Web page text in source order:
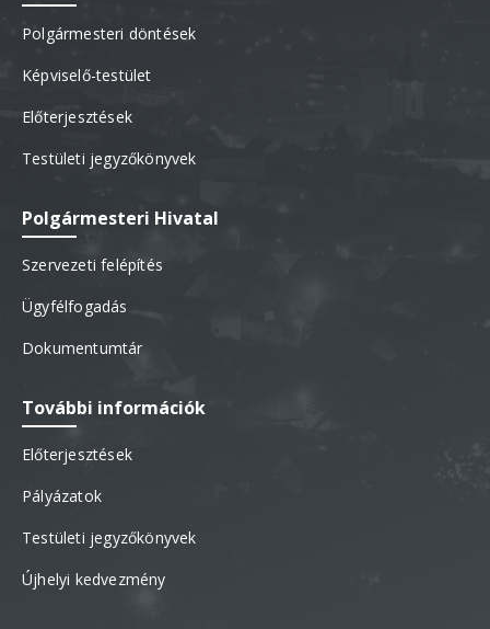
Polgármesteri döntések
Képviselő-testület
Előterjesztések
Testületi jegyzőkönyvek
Polgármesteri Hivatal
Szervezeti felépítés
Ügyfélfogadás
Dokumentumtár
További információk
Előterjesztések
Pályázatok
Testületi jegyzőkönyvek
Újhelyi kedvezmény